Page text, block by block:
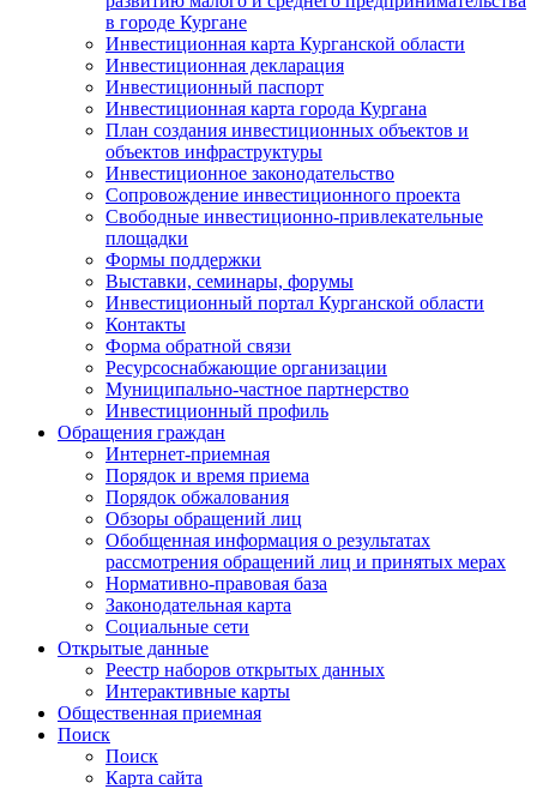
в городе Кургане
Инвестиционная карта Курганской области
Инвестиционная декларация
Инвестиционный паспорт
Инвестиционная карта города Кургана
План создания инвестиционных объектов и
объектов инфраструктуры
Инвестиционное законодательство
Сопровождение инвестиционного проекта
Свободные инвестиционно-привлекательные
площадки
Формы поддержки
Выставки, семинары, форумы
Инвестиционный портал Курганской области
Контакты
Форма обратной связи
Ресурсоснабжающие организации
Муниципально-частное партнерство
Инвестиционный профиль
Обращения граждан
Интернет-приемная
Порядок и время приема
Порядок обжалования
Обзоры обращений лиц
Обобщенная информация о результатах
рассмотрения обращений лиц и принятых мерах
Нормативно-правовая база
Законодательная карта
Социальные сети
Открытые данные
Реестр наборов открытых данных
Интерактивные карты
Общественная приемная
Поиск
Поиск
Карта сайта